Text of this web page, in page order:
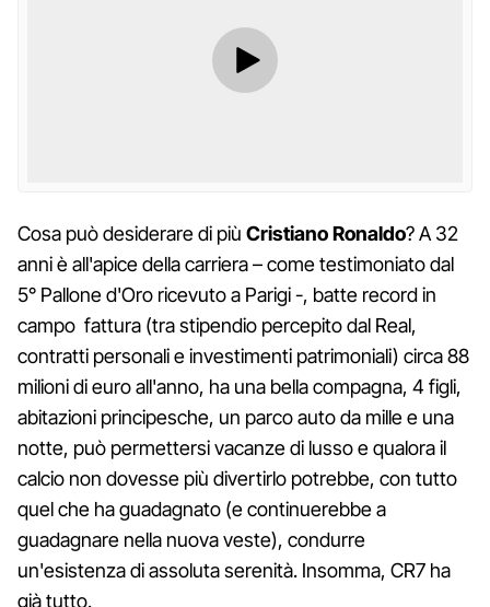
Cosa può desiderare di più Cristiano Ronaldo? A 32
anni è all'apice della carriera – come testimoniato dal
5° Pallone d'Oro ricevuto a Parigi -, batte record in
campo fattura (tra stipendio percepito dal Real,
contratti personali e investimenti patrimoniali) circa 88
milioni di euro all'anno, ha una bella compagna, 4 figli,
abitazioni principesche, un parco auto da mille e una
notte, può permettersi vacanze di lusso e qualora il
calcio non dovesse più divertirlo potrebbe, con tutto
quel che ha guadagnato (e continuerebbe a
guadagnare nella nuova veste), condurre
un'esistenza di assoluta serenità. Insomma, CR7 ha
già tutto.